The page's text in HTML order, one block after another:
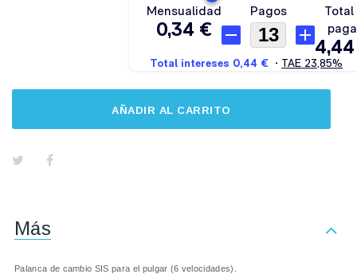
AÑADIR AL CARRITO
Más
Palanca de cambio SIS para el pulgar (6 velocidades).